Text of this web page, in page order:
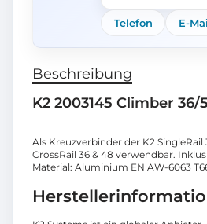
Telefon E-
Beschreibung
K2 2003145 Climber 36/
Als Kreuzverbinder der K2 SingleRail
CrossRail 36 & 48 verwendbar.
Material: Aluminium EN AW-6063